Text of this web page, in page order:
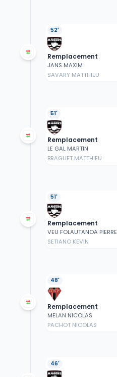
52'
Remplacement
JANS MAXIM
SAVARY MATTHIEU
51'
Remplacement
LE GAL MARTIN
BRAGUET MATTHIEU
51'
Remplacement
VEU FOLAUTANOA PIERRE
SETIANO KEVIN
48'
Remplacement
MELAN NICOLAS
PACHOT NICOLAS
46'